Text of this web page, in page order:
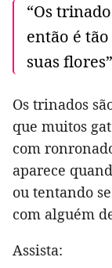
“Os
então é
suas
Os trinados
que muitos
com
aparece
ou tentando
com alguém
Assista: